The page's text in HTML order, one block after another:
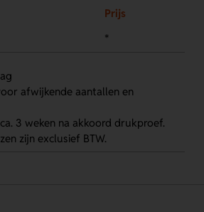
Prijs
*
afwijkende aantallen en
3 weken na akkoord drukproef.
zijn exclusief BTW.